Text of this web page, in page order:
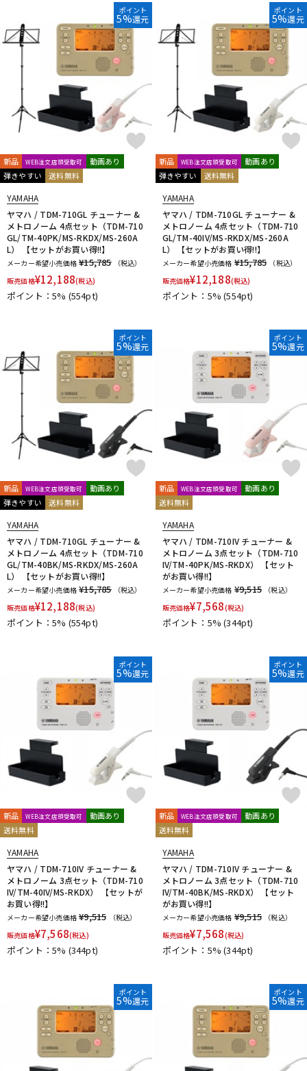
ポイント
5%還元
新品 WEB注文店頭受取可
動画あり
弾きやすい
送料無料
YAMAHA
ヤマハ / TDM-710GL チューナー &
メトロノーム 4点セット（TDM-710
GL/TM-40PK/MS-RKDX/MS-260A
L） 【セットがお買い得!!】
メーカー希望小売価格 ¥15,785
（税込）
販売価格¥12,188(税込)
ポイント：5% (554pt)
ポイント
5%還元
新品 WEB注文店頭受取可
動画あり
弾きやすい
送料無料
YAMAHA
ヤマハ / TDM-710GL チューナー &
メトロノーム 4点セット（TDM-710
GL/TM-40IV/MS-RKDX/MS-260A
L） 【セットがお買い得!!】
メーカー希望小売価格 ¥15,785
（税込）
販売価格¥12,188(税込)
ポイント：5%(554pt)
ポイント
5%還元
新品 WEB注文店頭受取可
動画あり
弾きやすい
送料無料
YAMAHA
ヤマハ / TDM-710GL チューナー &
メトロノーム 4点セット（TDM-710
GL/TM-40BK/MS-RKDX/MS-260A
L） 【セットがお買い得!!】
メーカー希望小売価格 ¥15,785
（税込）
販売価格¥12,188(税込)
ポイント：5% (554pt)
ポイント
5%還元
新品 WEB注文店頭受取可
動画あり
送料無料
YAMAHA
ヤマハ / TDM-710IV チューナー &
メトロノーム 3点セット（TDM-710
IV/TM-40PK/MS-RKDX） 【セット
がお買い得!!】
メーカー希望小売価格 ¥9,515
（税込）
販売価格¥7,568(税込)
ポイント：5%(344pt)
ポイント
5%還元
新品 WEB注文店頭受取可
動画あり
送料無料
YAMAHA
ヤマハ / TDM-710IV チューナー &
メトロノーム 3点セット（TDM-710
IV/TM-40IV/MS-RKDX） 【セットが
お買い得!!】
メーカー希望小売価格 ¥9,515
（税込）
販売価格¥7,568(税込)
ポイント：5% (344pt)
ポイント
5%還元
新品 WEB注文店頭受取可
動画あり
送料無料
YAMAHA
ヤマハ / TDM-710IV チューナー &
メトロノーム 3点セット（TDM-710
IV/TM-40BK/MS-RKDX） 【セット
がお買い得!!】
メーカー希望小売価格 ¥9,515
（税込）
販売価格¥7,568(税込)
ポイント：5%(344pt)
ポイント
5%還元
ポイント
5%還元